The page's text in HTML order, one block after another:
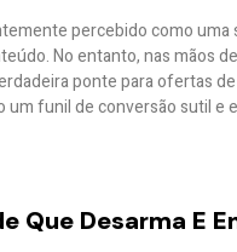
percebido como uma
No entanto, nas mãos
ponte para ofertas
um funil de conversão sutil e
Que Desarma E